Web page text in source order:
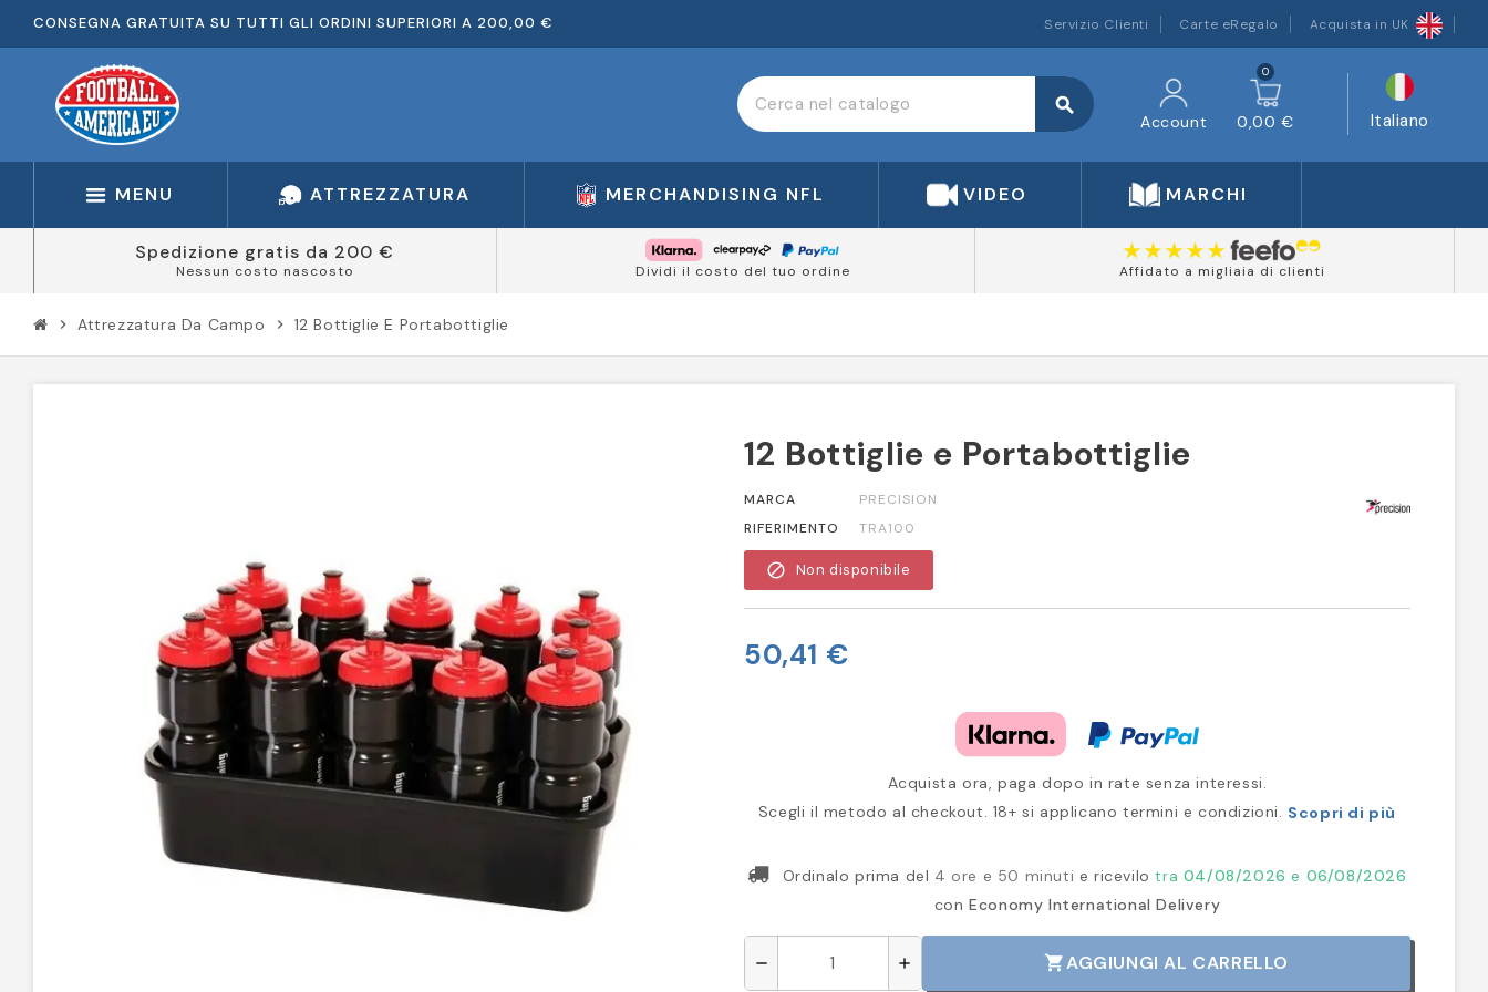
CONSEGNA GRATUITA SU TUTTI GLI ORDINI SUPERIORI A 200,00 € Servizio Clienti Carte eRegalo Acquista in UK
search
Account
0
0,00 € Italiano
MENU ATTREZZATURA MERCHANDISING NFL VIDEO MARCHI
Spedizione gratis da 200 €
Nessun costo nascosto Dividi il costo del tuo ordine Affidato a migliaia di clienti
chevron_right Attrezzatura Da Campo chevron_right 12 Bottiglie E Portabottiglie
12 Bottiglie e Portabottiglie
MARCA
PRECISION
RIFERIMENTO
TRA100
block Non disponibile
50,41 €
Acquista ora, paga dopo in rate senza interessi.
Scegli il metodo al checkout. 18+ si applicano termini e condizioni. Scopri di più
Ordinalo prima del 4 ore e 50 minuti e ricevilotra 04/08/2026 e 06/08/2026
conEconomy International Delivery
remove add shopping_cartAGGIUNGI AL CARRELLO